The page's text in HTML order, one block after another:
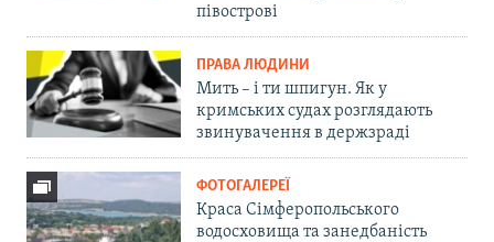
півострові
ПРАВА ЛЮДИНИ
Мить – і ти шпигун. Як у
кримських судах розглядають
звинувачення в держзраді
ФОТОГАЛЕРЕЇ
Краса Сімферопольського
водосховища та занедбаність